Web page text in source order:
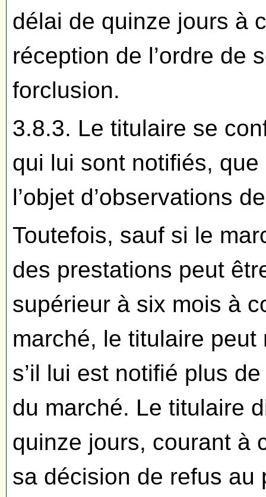
délai de quinze jours à
réception de l’ordre de
forclusion.
3.8.3. Le titulaire se
qui lui sont notifiés,
l’objet d’observations
Toutefois, sauf si le
des prestations peut
supérieur à six mois à
marché, le titulaire peut
s’il lui est notifié plus
du marché. Le titulaire
quinze jours, courant à
sa décision de refus au